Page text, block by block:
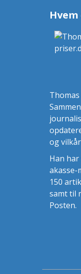
Hvem
og
Han har
akasse-
150
samt til
Posten.